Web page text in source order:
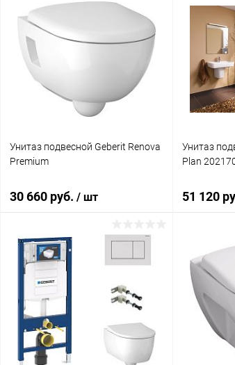
Унитаз подвесной Geberit Renova
Premium
30 660 руб. / шт
В корзину
Купить в 1 клик Сравнение
В избранное Под заказ
Унитаз
Plan
51 120
Купить в
В